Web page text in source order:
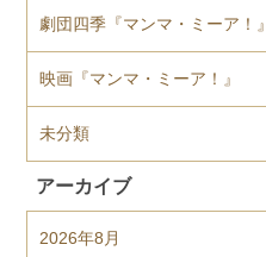
劇団四季『マンマ・ミーア！』
映画『マンマ・ミーア！』
未分類
アーカイブ
2026年8月